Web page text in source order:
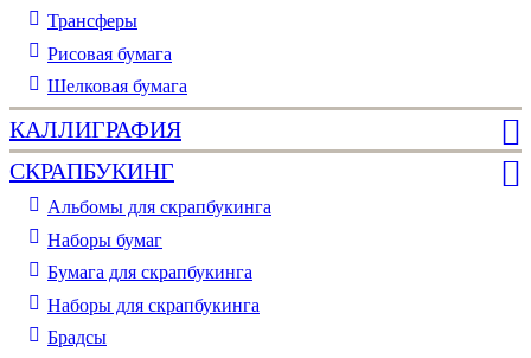
Трансферы
Рисовая бумага
Шелковая бумага
КАЛЛИГРАФИЯ
СКРАПБУКИНГ
Альбомы для скрапбукинга
Наборы бумаг
Бумага для скрапбукинга
Наборы для скрапбукинга
Брадсы